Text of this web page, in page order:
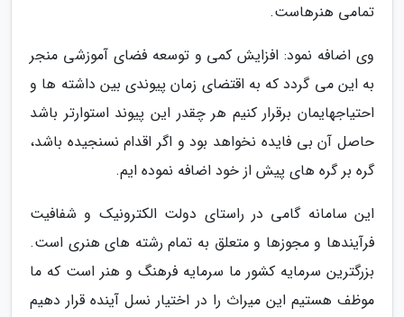
تمامی هنرهاست.
وی اضافه نمود: افزایش کمی و توسعه فضای آموزشی منجر
به این می گردد که به اقتضای زمان پیوندی بین داشته ها و
احتیاجهایمان برقرار کنیم هر چقدر این پیوند استوارتر باشد
حاصل آن بی فایده نخواهد بود و اگر اقدام نسنجیده باشد،
گره بر گره های پیش از خود اضافه نموده ایم.
این سامانه گامی در راستای دولت الکترونیک و شفافیت
فرآیندها و مجوزها و متعلق به تمام رشته های هنری است.
بزرگترین سرمایه کشور ما سرمایه فرهنگ و هنر است که ما
موظف هستیم این میراث را در اختیار نسل آینده قرار دهیم